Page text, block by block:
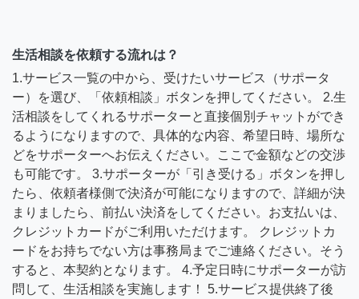
生活相談を依頼する流れは？
1.サービス一覧の中から、受けたいサービス（サポータ
ー）を選び、「依頼相談」ボタンを押してください。 2.生
活相談をしてくれるサポーターと直接個別チャットができ
るようになりますので、具体的な内容、希望日時、場所な
どをサポーターへお伝えください。ここで金額などの交渉
も可能です。 3.サポーターが「引き受ける」ボタンを押し
たら、依頼者様側で決済が可能になりますので、詳細が決
まりましたら、前払い決済をしてください。お支払いは、
クレジットカードがご利用いただけます。 クレジットカ
ードをお持ちでない方は事務局までご連絡ください。そう
すると、本契約となります。 4.予定日時にサポーターが訪
問して、生活相談を実施します！ 5.サービス提供終了後